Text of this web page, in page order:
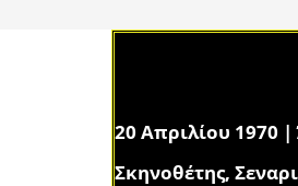
20 Απριλίου 1970
Σκηνοθέτης,